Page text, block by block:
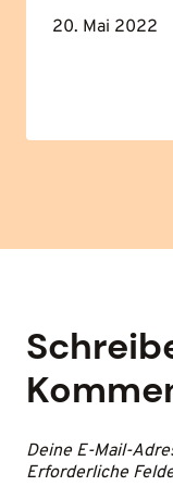
20. Mai 2022
Deine E-Mail-
Erforderliche